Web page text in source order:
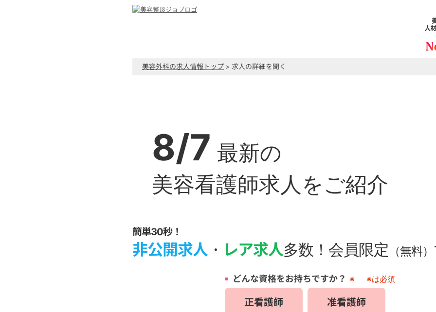
美容外科の求人情報トップ > 求人の詳細を聞く
8/7 最新の
美容看護師求人をご紹介
簡単30秒！
非公開求人・ レア求人多数！会員限定 （無料）
どんな資格をお持ちですか？ ※ ※は必須
正看護師 准看護師